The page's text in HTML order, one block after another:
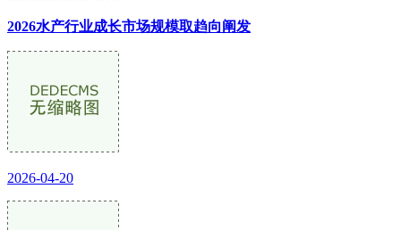
2026水产行业成长市场规模取趋向阐发
2026-04-20